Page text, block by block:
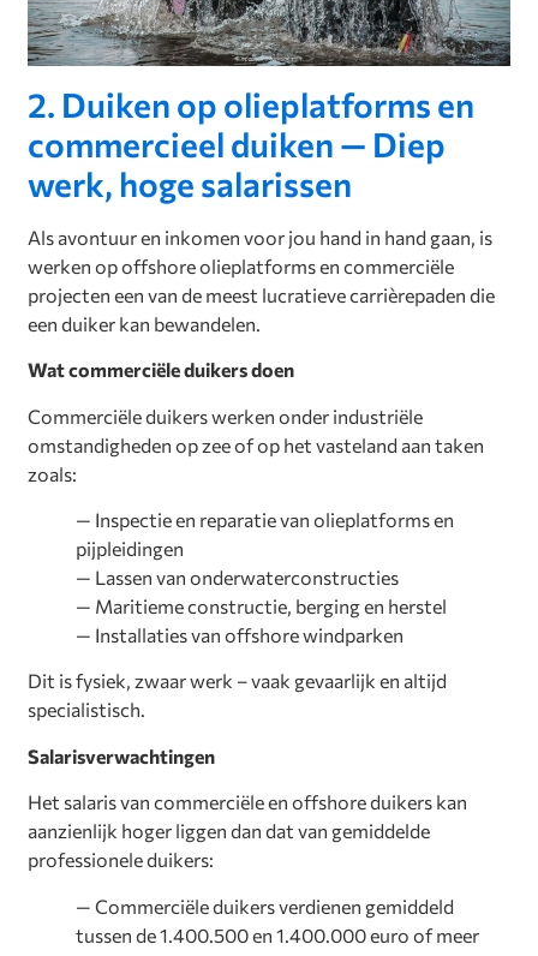
2. Duiken op olieplatforms en
commercieel duiken — Diep
werk, hoge salarissen
Als avontuur en inkomen voor jou hand in hand gaan, is
werken op offshore olieplatforms en commerciële
projecten een van de meest lucratieve carrièrepaden die
een duiker kan bewandelen.
Wat commerciële duikers doen
Commerciële duikers werken onder industriële
omstandigheden op zee of op het vasteland aan taken
zoals:
— Inspectie en reparatie van olieplatforms en
pijpleidingen
— Lassen van onderwaterconstructies
— Maritieme constructie, berging en herstel
— Installaties van offshore windparken
Dit is fysiek, zwaar werk – vaak gevaarlijk en altijd
specialistisch.
Salarisverwachtingen
Het salaris van commerciële en offshore duikers kan
aanzienlijk hoger liggen dan dat van gemiddelde
professionele duikers:
— Commerciële duikers verdienen gemiddeld
tussen de 1.400.500 en 1.400.000 euro of meer